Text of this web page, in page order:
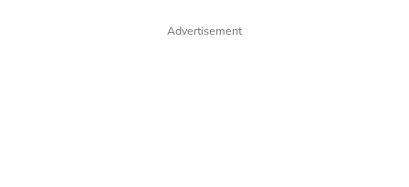
Advertisement